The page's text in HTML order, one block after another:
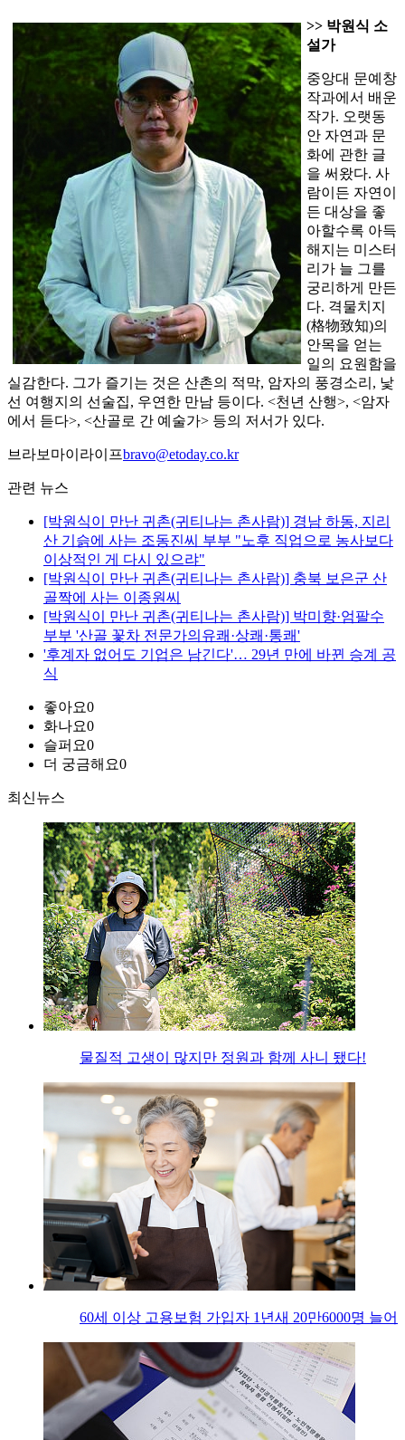
>> 박원식 소
설가
중앙대 문예창
작과에서 배운
작가. 오랫동
안 자연과 문
화에 관한 글
을 써왔다. 사
람이든 자연이
든 대상을 좋
아할수록 아득
해지는 미스터
리가 늘 그를
궁리하게 만든
다. 격물치지
(格物致知)의
안목을 얻는
일의 요원함을
실감한다. 그가 즐기는 것은 산촌의 적막, 암자의 풍경소리, 낯
선 여행지의 선술집, 우연한 만남 등이다. <천년 산행>, <암자
에서 듣다>, <산골로 간 예술가> 등의 저서가 있다.
브라보마이라이프bravo@etoday.co.kr
관련 뉴스
[박원식이 만난 귀촌(귀티나는 촌사람)] 경남 하동, 지리
산 기슭에 사는 조동진씨 부부 "노후 직업으로 농사보다
이상적인 게 다시 있으랴"
[박원식이 만난 귀촌(귀티나는 촌사람)] 충북 보은군 산
골짝에 사는 이종원씨
[박원식이 만난 귀촌(귀티나는 촌사람)] 박미향·엄팔수
부부 '산골 꽃차 전문가의유쾌·상쾌·통쾌'
'후계자 없어도 기업은 남긴다'… 29년 만에 바뀐 승계 공
식
좋아요0
화나요0
슬퍼요0
더 궁금해요0
최신뉴스
물질적 고생이 많지만 정원과 함께 사니 됐다!
60세 이상 고용보험 가입자 1년새 20만6000명 늘어